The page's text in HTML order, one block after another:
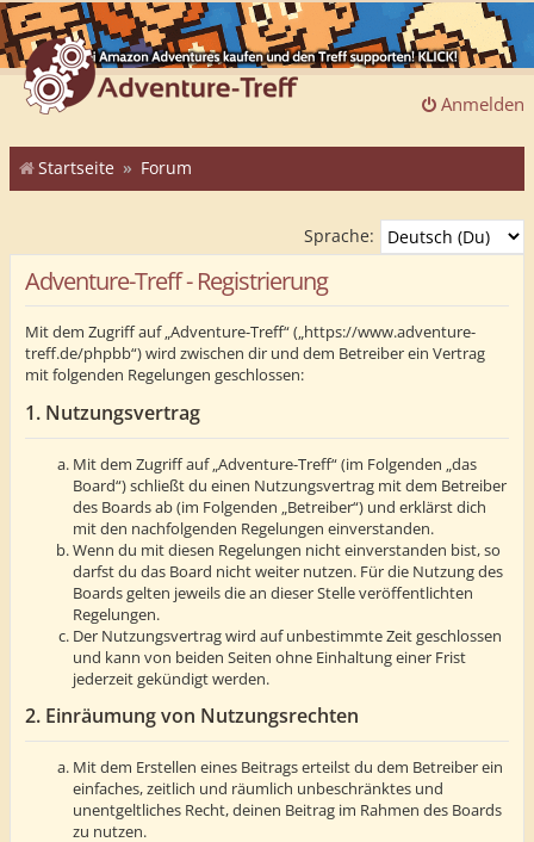
Anmelden
Startseite Forum
Sprache:
Adventure-Treff - Registrierung
Mit dem Zugriff auf „Adventure-Treff“ („https://www.adventure-
treff.de/phpbb“) wird zwischen dir und dem Betreiber ein Vertrag
mit folgenden Regelungen geschlossen:
1. Nutzungsvertrag
Mit dem Zugriff auf „Adventure-Treff“ (im Folgenden „das
Board“) schließt du einen Nutzungsvertrag mit dem Betreiber
des Boards ab (im Folgenden „Betreiber“) und erklärst dich
mit den nachfolgenden Regelungen einverstanden.
Wenn du mit diesen Regelungen nicht einverstanden bist, so
darfst du das Board nicht weiter nutzen. Für die Nutzung des
Boards gelten jeweils die an dieser Stelle veröffentlichten
Regelungen.
Der Nutzungsvertrag wird auf unbestimmte Zeit geschlossen
und kann von beiden Seiten ohne Einhaltung einer Frist
jederzeit gekündigt werden.
2. Einräumung von Nutzungsrechten
Mit dem Erstellen eines Beitrags erteilst du dem Betreiber ein
einfaches, zeitlich und räumlich unbeschränktes und
unentgeltliches Recht, deinen Beitrag im Rahmen des Boards
zu nutzen.